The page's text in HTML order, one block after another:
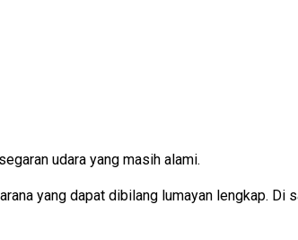
udara yang masih alami.
yang dapat dibilang lumayan lengkap. Di